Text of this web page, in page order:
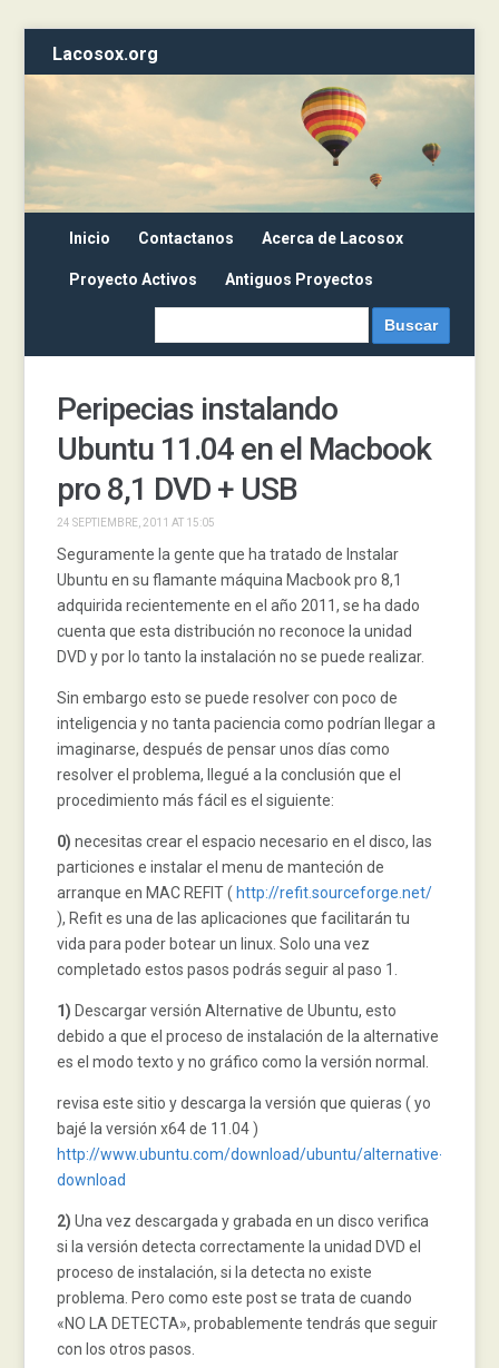
Lacosox.org
Inicio Contactanos Acerca de Lacosox
Proyecto Activos Antiguos Proyectos
Peripecias instalando
Ubuntu 11.04 en el Macbook
pro 8,1 DVD + USB
24 SEPTIEMBRE, 2011 AT 15:05
Seguramente la gente que ha tratado de Instalar
Ubuntu en su flamante máquina Macbook pro 8,1
adquirida recientemente en el año 2011, se ha dado
cuenta que esta distribución no reconoce la unidad
DVD y por lo tanto la instalación no se puede realizar.
Sin embargo esto se puede resolver con poco de
inteligencia y no tanta paciencia como podrían llegar a
imaginarse, después de pensar unos días como
resolver el problema, llegué a la conclusión que el
procedimiento más fácil es el siguiente:
0) necesitas crear el espacio necesario en el disco, las
particiones e instalar el menu de manteción de
arranque en MAC REFIT ( http://refit.sourceforge.net/
), Refit es una de las aplicaciones que facilitarán tu
vida para poder botear un linux. Solo una vez
completado estos pasos podrás seguir al paso 1.
1) Descargar versión Alternative de Ubuntu, esto
debido a que el proceso de instalación de la alternative
es el modo texto y no gráfico como la versión normal.
revisa este sitio y descarga la versión que quieras ( yo
bajé la versión x64 de 11.04 )
http://www.ubuntu.com/download/ubuntu/alternative-
download
2) Una vez descargada y grabada en un disco verifica
si la versión detecta correctamente la unidad DVD el
proceso de instalación, si la detecta no existe
problema. Pero como este post se trata de cuando
«NO LA DETECTA», probablemente tendrás que seguir
con los otros pasos.